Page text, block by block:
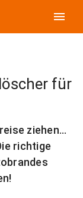
menu
für
ziehen...
richtige